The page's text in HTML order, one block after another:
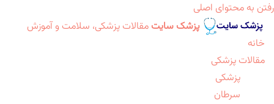
رفتن به محتوای اصلی
پزشک سایت مقالات پزشکی، سلامت و آموزش
خانه
مقالات پزشکی
پزشکی
سرطان